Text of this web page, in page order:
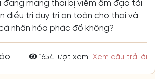
đang mang thai bị viêm âm đạo tái
điều trị duy trì an toàn cho thai và
nhân hóa phác đồ không?
1654 lượt xem Xem câu trả lời